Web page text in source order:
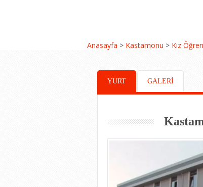
Anasayfa > Kastamonu > Kız
YURT GALERİ